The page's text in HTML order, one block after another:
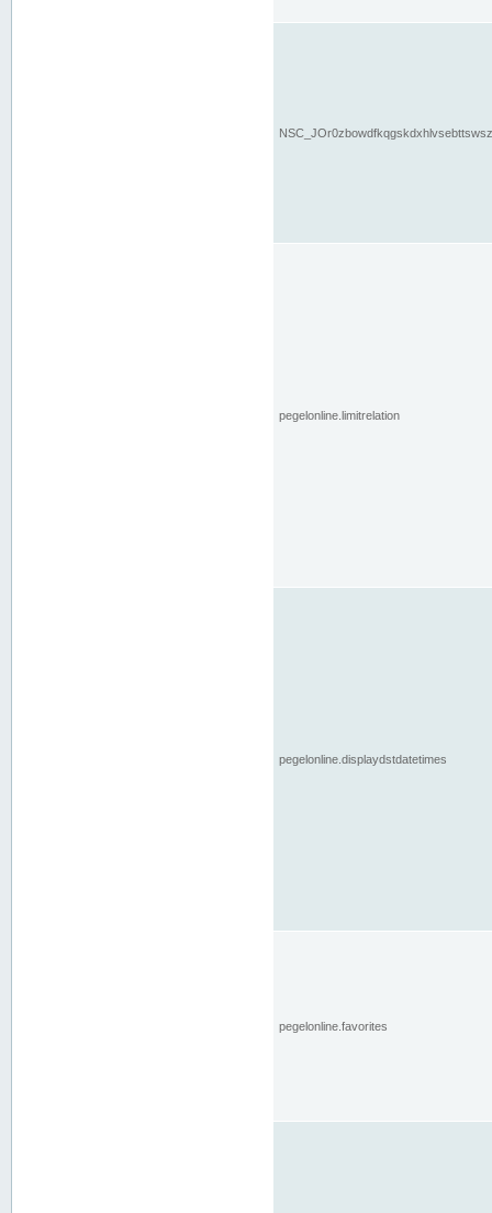
pegelonline.limitrelation
pegelonline.displaydstdatetimes
pegelonline.favorites